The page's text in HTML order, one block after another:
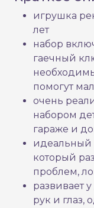
игрушка
лет
набор
гаечный
помогут
очень
набором
гараже и
идеальный
который
проблем,
развивает
рук и глаз,